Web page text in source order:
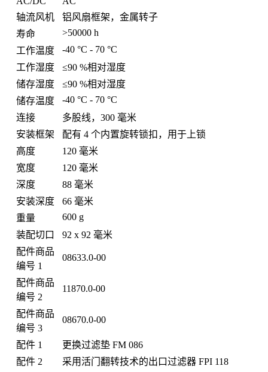
轴流风机
铝风扇框架，金属转子
寿命
>50000 h
工作温度
-40 °C - 70 °C
工作湿度
≤90 %相对湿度
储存湿度
≤90 %相对湿度
储存温度
-40 °C - 70 °C
连接
多股线，300 毫米
安装框架
配有 4 个内置旋转锁扣，用于上锁
高度
120 毫米
宽度
120 毫米
深度
88 毫米
安装深度
66 毫米
重量
600 g
装配切口
92 x 92 毫米
配件商品
编号 1
08633.0-00
配件商品
编号 2
11870.0-00
配件商品
编号 3
08670.0-00
配件 1
更换过滤垫 FM 086
配件 2
采用活门翻转技术的出口过滤器 FPI 118